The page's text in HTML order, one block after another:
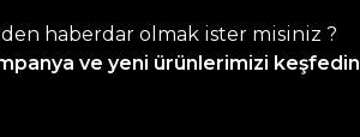
haberdar olmak ister misiniz ?
ve yeni ürünlerimizi